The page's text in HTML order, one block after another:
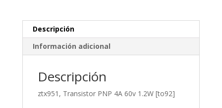
Descripción
Información adicional
Descripción
ztx951, Transistor PNP 4A 60v 1.2W [to92]